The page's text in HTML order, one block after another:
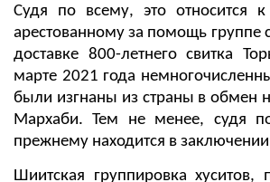
Судя по всему, это относится
арестованному за помощь группе
доставке 800-летнего свитка
марте 2021 года
были изгнаны из страны в обмен
Мархаби. Тем не менее, судя
прежнему находится в
Шиитская группировка хуситов,